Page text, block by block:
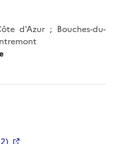
d'Azur ; Bouches-du-